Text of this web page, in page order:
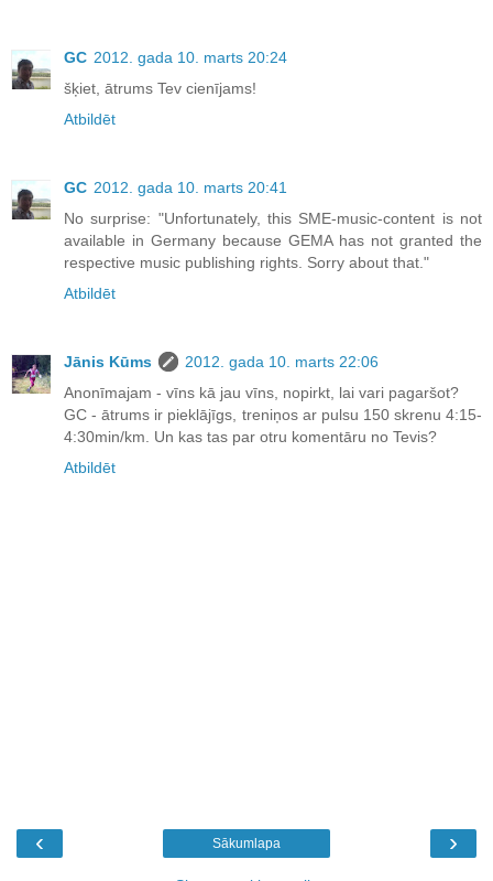
GC 2012. gada 10. marts 20:24
šķiet, ātrums Tev cienījams!
Atbildēt
GC 2012. gada 10. marts 20:41
No surprise: "Unfortunately, this SME-music-content is not
available in Germany because GEMA has not granted the
respective music publishing rights. Sorry about that."
Atbildēt
Jānis Kūms
2012. gada 10. marts 22:06
Anonīmajam - vīns kā jau vīns, nopirkt, lai vari pagaršot?
GC - ātrums ir pieklājīgs, treniņos ar pulsu 150 skrenu 4:15-
4:30min/km. Un kas tas par otru komentāru no Tevis?
Atbildēt
‹ ›
Sākumlapa